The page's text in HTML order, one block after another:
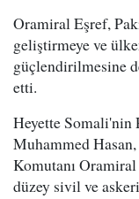
Oramiral Eşref,
geliştirmeye ve
güçlendirilmesine
etti.
Heyette Somali'nin
Muhammed
Komutanı
düzey sivil ve